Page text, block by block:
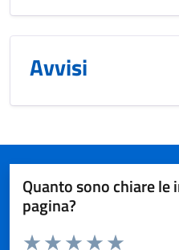
Avvisi
Quanto sono chiare
pagina?
Valuta da 1 a 5 stelle la pagina